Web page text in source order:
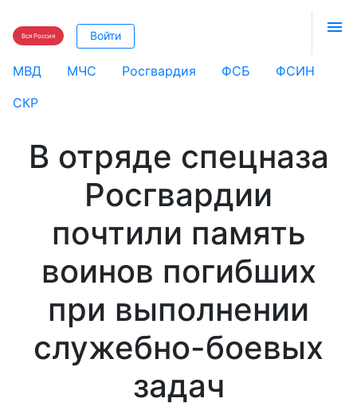
Вся Россия Войти 
МВД МЧС Росгвардия ФСБ
ФСИН
СКР
В отряде спецназа
Росгвардии
почтили память
воинов погибших
при выполнении
служебно-боевых
задач